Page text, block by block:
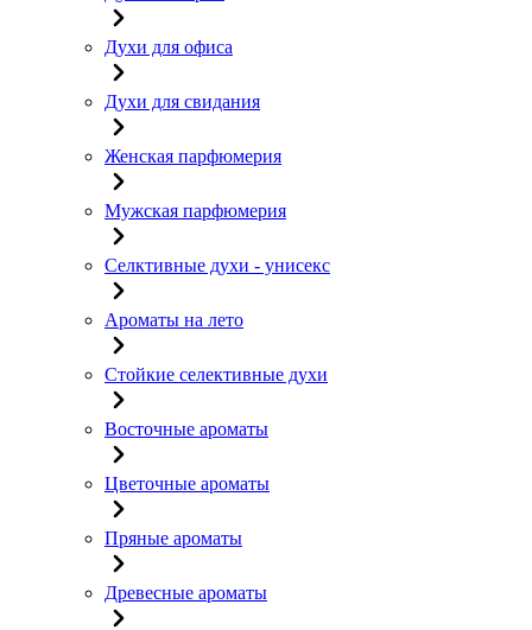
Духи для офиса
Духи для свидания
Женская парфюмерия
Мужская парфюмерия
Селктивные духи - унисекс
Ароматы на лето
Стойкие селективные духи
Восточные ароматы
Цветочные ароматы
Пряные ароматы
Древесные ароматы